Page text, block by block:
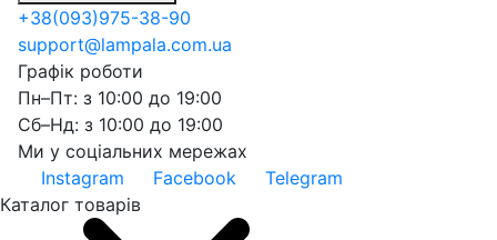
+38(093)975-38-90
support@lampala.com.ua
Графік роботи
Пн–Пт: з 10:00 до 19:00
Сб–Нд: з 10:00 до 19:00
Ми у соціальних мережах
Instagram
Facebook
Telegram
Каталог товарів